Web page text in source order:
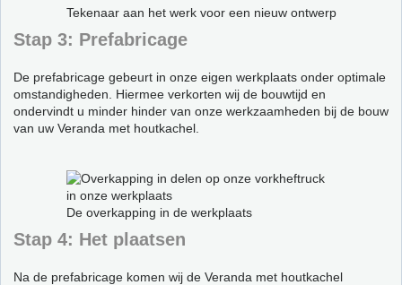
Tekenaar aan het werk voor een nieuw ontwerp
Stap 3: Prefabricage
De prefabricage gebeurt in onze eigen werkplaats onder optimale
omstandigheden. Hiermee verkorten wij de bouwtijd en
ondervindt u minder hinder van onze werkzaamheden bij de bouw
van uw Veranda met houtkachel.
De overkapping in de werkplaats
Stap 4: Het plaatsen
Na de prefabricage komen wij de Veranda met houtkachel